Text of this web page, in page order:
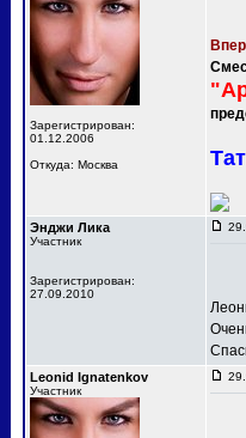
Зарегистрирован:
01.12.2006
Откуда: Москва
Энджи Лика
Участник
Зарегистрирован:
27.09.2010
Leonid Ignatenkov
Участник